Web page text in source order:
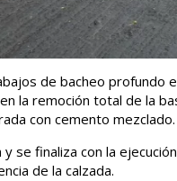
de bacheo
la remoción total de la
con cemento mezclado.
se finaliza con la
de la calzada.